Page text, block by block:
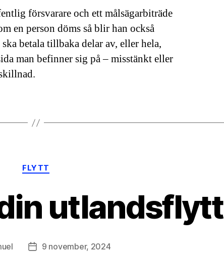
försvarare och ett målsägarbiträde
en person döms så blir han också
betala tillbaka delar av, eller hela,
man befinner sig på – misstänkt eller
Kategorier
FLYTT
utlandsflytt
Inläggsdatum
9 november, 2024